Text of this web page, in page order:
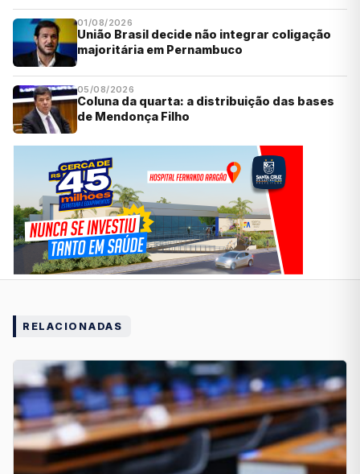
01/08/2026
União Brasil decide não integrar coligação
majoritária em Pernambuco
05/08/2026
Coluna da quarta: a distribuição das bases
de Mendonça Filho
RELACIONADAS